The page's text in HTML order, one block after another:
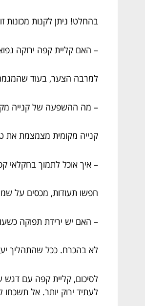
בהחלט! ניתן לקנות מכונות
– האם קליית קפה ירוקה
למרבה הצער, בעוד
– מה ההשפעה של קנייה
קנייה מקומית מצמצמת את
– איך אוכל לתמוך בחקלאי
חפשו תעודות, מכסים על
– האם יש ירידת תפוקה
לא בהכרח. ככל שהתהליך
לסיכום, קליית קפה עם דגש
לעתיד ירוק יותר. אל